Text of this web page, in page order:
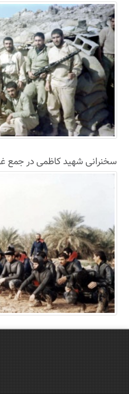
سخنرانی شهید کاظمی در جمع